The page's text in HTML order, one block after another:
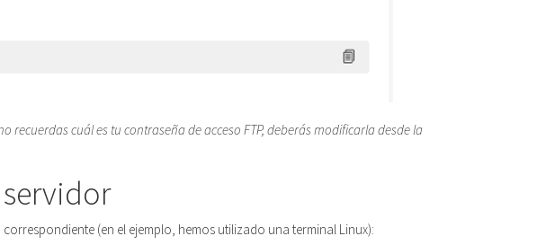
recuerdas cuál es tu contraseña de acceso FTP, deberás modificarla desde la
(en el ejemplo, hemos utilizado una terminal Linux):